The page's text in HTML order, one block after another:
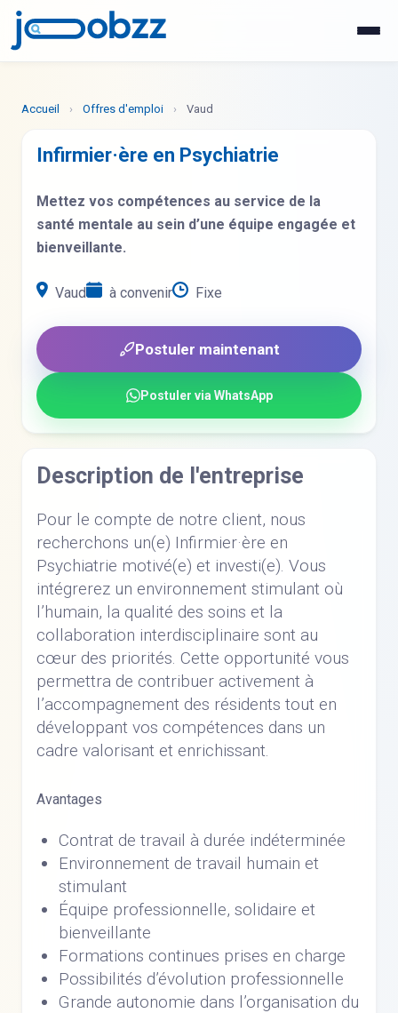
Accueil › Offres d'emploi › Vaud
Infirmier·ère en Psychiatrie
Mettez vos compétences au service de la
santé mentale au sein d’une équipe engagée et
bienveillante.
Vaud à convenir Fixe
Postuler maintenant
Postuler via WhatsApp
Description de l'entreprise
Pour le compte de notre client, nous
recherchons un(e) Infirmier·ère en
Psychiatrie motivé(e) et investi(e). Vous
intégrerez un environnement stimulant où
l’humain, la qualité des soins et la
collaboration interdisciplinaire sont au
cœur des priorités. Cette opportunité vous
permettra de contribuer activement à
l’accompagnement des résidents tout en
développant vos compétences dans un
cadre valorisant et enrichissant.
Avantages
Contrat de travail à durée indéterminée
Environnement de travail humain et
stimulant
Équipe professionnelle, solidaire et
bienveillante
Formations continues prises en charge
Possibilités d’évolution professionnelle
Grande autonomie dans l’organisation du